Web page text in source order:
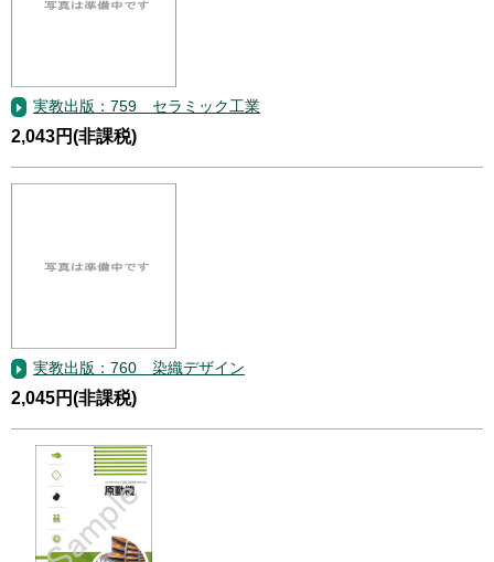
実教出版：759 セラミック工業
2,043円(非課税)
実教出版：760 染織デザイン
2,045円(非課税)